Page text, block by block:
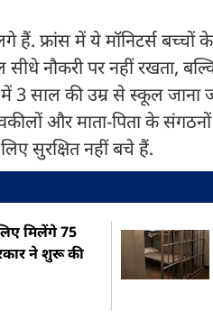
हैं. फ्रांस में ये मॉनिटर्स
सीधे नौकरी पर नहीं रखता,
में 3 साल की उम्र से स्कूल
और माता-पिता के
सुरक्षित नहीं बचे हैं.
मिलेंगे 75
ने शुरू की